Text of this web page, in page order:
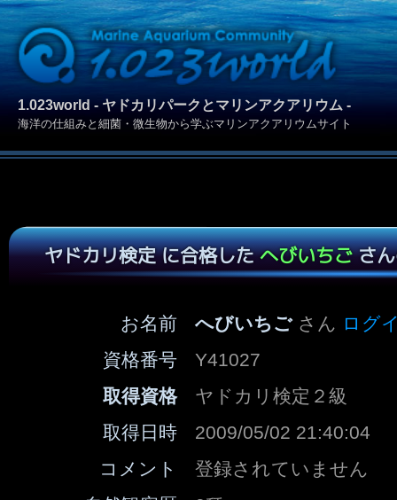
1.023world - ヤドカリパークとマリンアクアリウム -
海洋の仕組みと細菌・微生物から学ぶマリンアクアリウムサイト
ヤドカリ検定 に合格したへびいちごさん
お名前 へびいちごさん ログ
資格番号
Y41027
取得資格
ヤドカリ検定２級
取得日時
2009/05/02 21:40:04
コメント
登録されていません